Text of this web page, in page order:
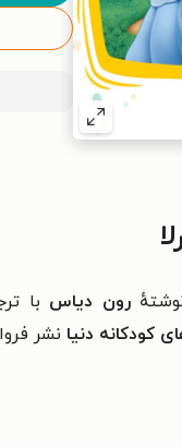
رون دیاس با
کودکانه دنیا نشر